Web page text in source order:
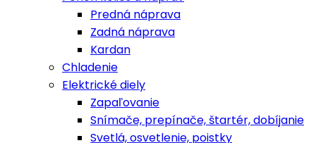
Predná náprava
Zadná náprava
Kardan
Chladenie
Elektrické diely
Zapaľovanie
Snímače, prepínače, štartér, dobíjanie
Svetlá, osvetlenie, poistky